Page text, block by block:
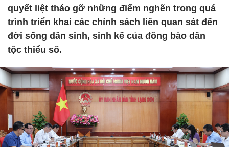
quyết liệt tháo gỡ những điểm nghẽn trong quá
trình triển khai các chính sách liên quan sát đến
đời sống dân sinh, sinh kế của đồng bào dân
tộc thiểu số.